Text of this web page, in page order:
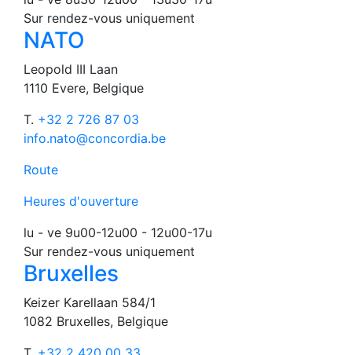
Sur rendez-vous uniquement
NATO
Leopold III Laan
1110 Evere, Belgique
T. +32 2 726 87 03
info.nato@concordia.be
Route
Heures d'ouverture
lu - ve 9u00-12u00 - 12u00-17u
Sur rendez-vous uniquement
Bruxelles
Keizer Karellaan 584/1
1082 Bruxelles, Belgique